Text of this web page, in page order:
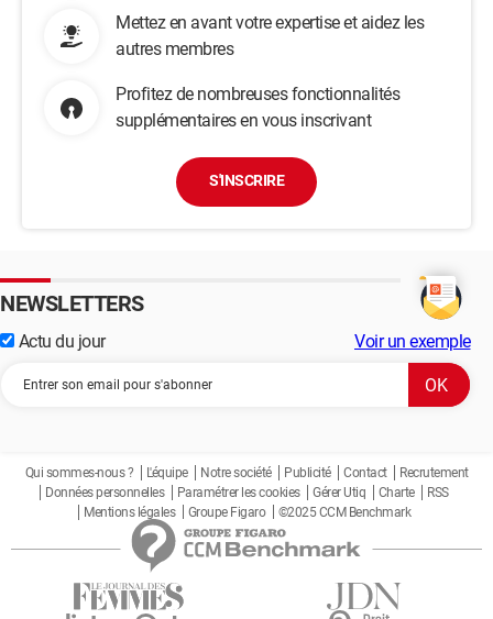
Mettez en avant votre expertise et aidez les
autres membres
Profitez de nombreuses fonctionnalités
supplémentaires en vous inscrivant
S'INSCRIRE
NEWSLETTERS
Actu du jour Voir un exemple
Qui sommes-nous ? L'équipe Notre société Publicité Contact
Recrutement
Données personnelles
Paramétrer les cookies Gérer Utiq Charte
RSS
Mentions légales
Groupe Figaro ©2025 CCM Benchmark